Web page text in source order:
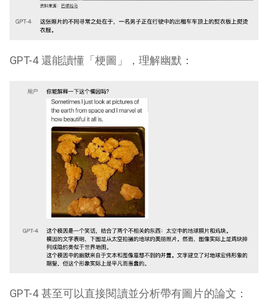
GPT-4 還能讀懂「梗圖」，理解幽默：
GPT-4 甚至可以直接閱讀並分析帶有圖片的論文：